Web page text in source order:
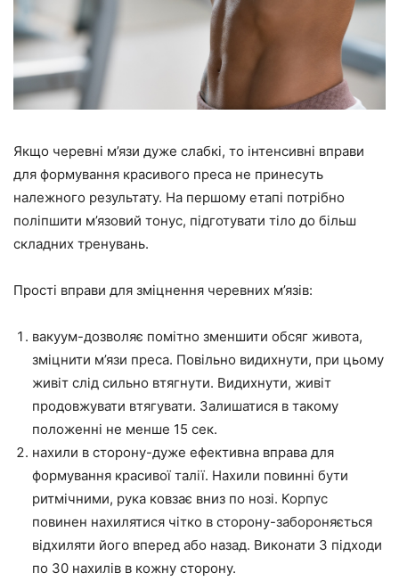
Якщо черевні м’язи дуже слабкі, то інтенсивні вправи
для формування красивого преса не принесуть
належного результату. На першому етапі потрібно
поліпшити м’язовий тонус, підготувати тіло до більш
складних тренувань.
Прості вправи для зміцнення черевних м’язів:
вакуум-дозволяє помітно зменшити обсяг живота,
зміцнити м’язи преса. Повільно видихнути, при цьому
живіт слід сильно втягнути. Видихнути, живіт
продовжувати втягувати. Залишатися в такому
положенні не менше 15 сек.
нахили в сторону-дуже ефективна вправа для
формування красивої талії. Нахили повинні бути
ритмічними, рука ковзає вниз по нозі. Корпус
повинен нахилятися чітко в сторону-забороняється
відхиляти його вперед або назад. Виконати 3 підходи
по 30 нахилів в кожну сторону.